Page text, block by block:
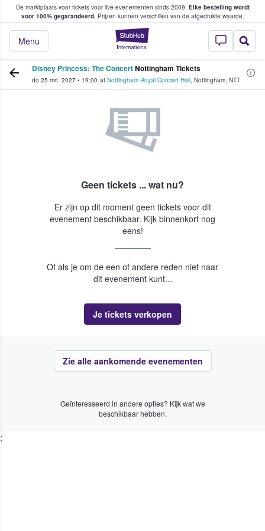
De marktplaats voor tickets voor live-evenementen sinds 2009. Elke bestelling wordt
voor 100% gegarandeerd.Prijzen kunnen verschillen van de afgedrukte waarde.
StubHub: waar
Menu
tickets kopen en verkopen
Disney Princess: The ConcertNottingham Tickets
do 25 mrt. 2027 • 19:00 at Nottingham Royal Concert Hall, Nottingham, NTT
Geen tickets ... wat nu?
Er zijn op dit moment geen tickets voor dit
evenement beschikbaar. Kijk binnenkort nog
eens!
Of als je om de een of andere reden niet naar
dit evenement kunt...
Je tickets verkopen
Zie alle aankomende evenementen
Geïnteresseerd in andere opties? Kijk wat we
beschikbaar hebben.
;